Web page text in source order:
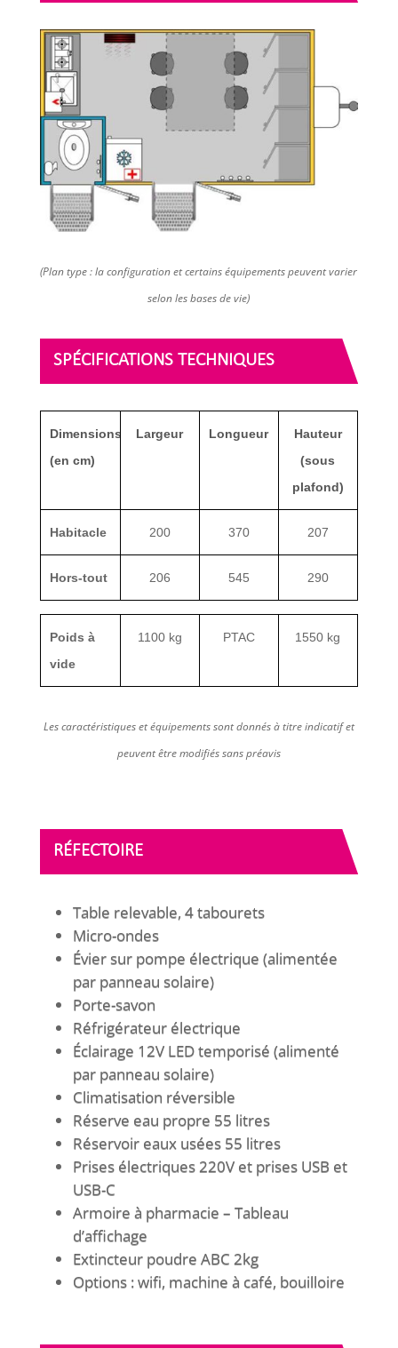
(Plan type : la configuration et certains équipements peuvent varier
selon les bases de vie)
SPÉCIFICATIONS TECHNIQUES
Dimensions
(en cm)
Largeur Longueur
Hauteur
(sous
plafond)
Habitacle 200 370 207
Hors-tout 206 545 290
Poids à
vide
1100 kg PTAC 1550 kg
Les caractéristiques et équipements sont donnés à titre indicatif et
peuvent être modifiés sans préavis
RÉFECTOIRE
Table relevable, 4 tabourets
Micro-ondes
Évier sur pompe électrique (alimentée
par panneau solaire)
Porte-savon
Réfrigérateur électrique
Éclairage 12V LED temporisé (alimenté
par panneau solaire)
Climatisation réversible
Réserve eau propre 55 litres
Réservoir eaux usées 55 litres
Prises électriques 220V et prises USB et
USB-C
Armoire à pharmacie – Tableau
d’affichage
Extincteur poudre ABC 2kg
Options : wifi, machine à café, bouilloire